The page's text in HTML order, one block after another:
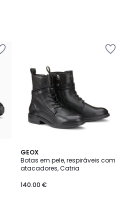
GEOX
Botas em pele, respiráveis com
atacadores, Catria
140.00 €
5
/
5